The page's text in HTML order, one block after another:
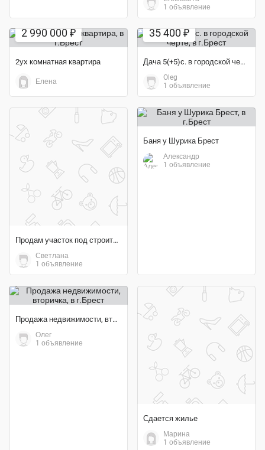
1 объявление
2 990 000 ₽
2ух комнатная квартира
Елена
35 400 ₽
Дача 5(+5)с. в городской черте
Oleg
1 объявление
Продам участок под строительство
Светлана
1 объявление
Баня у Шурика Брест
Александр
1 объявление
Продажа недвижимости, вторичка
Олег
1 объявление
Сдается жилье
Марина
1 объявление